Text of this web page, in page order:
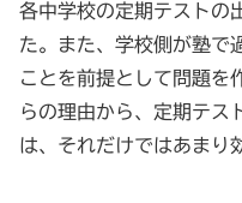
各中学校の定期テストの
た。また、学校側が塾で
ことを前提として問題を
らの理由から、定期テス
は、それだけではあまり